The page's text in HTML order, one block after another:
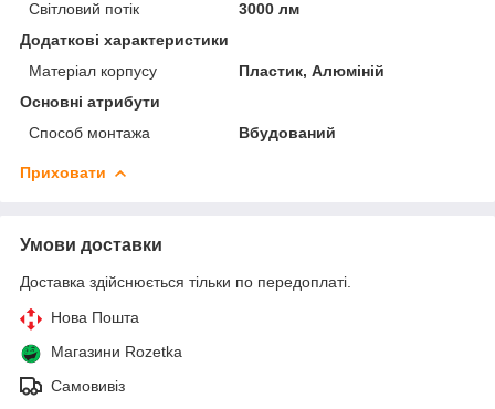
Світловий потік
3000 лм
Додаткові характеристики
Матеріал корпусу
Пластик, Алюміній
Основні атрибути
Способ монтажа
Вбудований
Приховати
Умови доставки
Доставка здійснюється тільки по передоплаті.
Нова Пошта
Магазини Rozetka
Самовивіз